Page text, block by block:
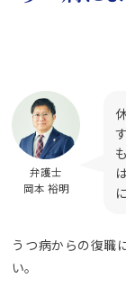
弁護士
岡本 裕明
うつ病からの復職
い。